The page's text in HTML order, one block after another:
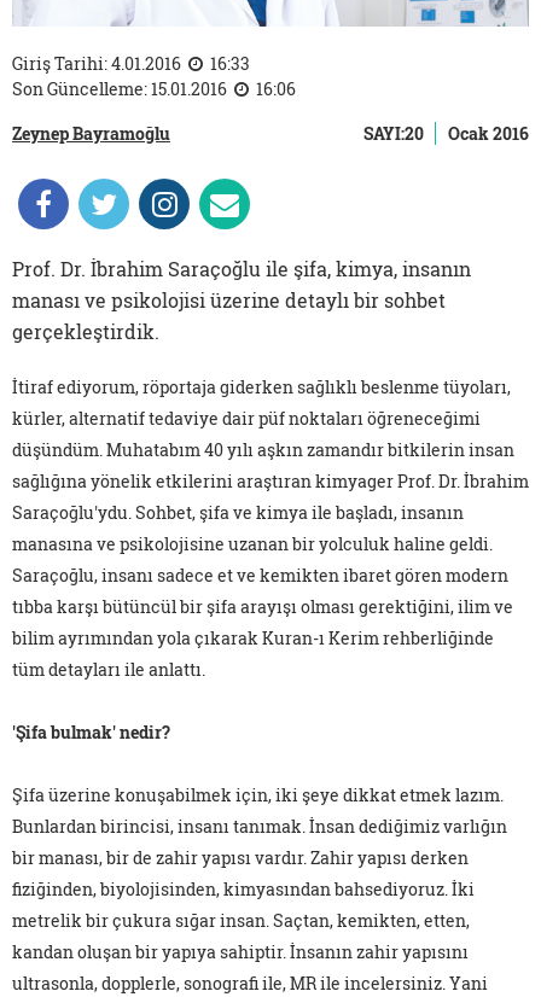
Giriş Tarihi: 4.01.2016
16:33
Son Güncelleme: 15.01.2016
16:06
Zeynep Bayramoğlu
SAYI:20 Ocak 2016
Prof. Dr. İbrahim Saraçoğlu ile şifa, kimya, insanın
manası ve psikolojisi üzerine detaylı bir sohbet
gerçekleştirdik.
İtiraf ediyorum, röportaja giderken sağlıklı beslenme tüyoları,
kürler, alternatif tedaviye dair püf noktaları öğreneceğimi
düşündüm. Muhatabım 40 yılı aşkın zamandır bitkilerin insan
sağlığına yönelik etkilerini araştıran kimyager Prof. Dr. İbrahim
Saraçoğlu'ydu. Sohbet, şifa ve kimya ile başladı, insanın
manasına ve psikolojisine uzanan bir yolculuk haline geldi.
Saraçoğlu, insanı sadece et ve kemikten ibaret gören modern
tıbba karşı bütüncül bir şifa arayışı olması gerektiğini, ilim ve
bilim ayrımından yola çıkarak Kuran-ı Kerim rehberliğinde
tüm detayları ile anlattı.
'Şifa bulmak' nedir?
Şifa üzerine konuşabilmek için, iki şeye dikkat etmek lazım.
Bunlardan birincisi, insanı tanımak. İnsan dediğimiz varlığın
bir manası, bir de zahir yapısı vardır. Zahir yapısı derken
fiziğinden, biyolojisinden, kimyasından bahsediyoruz. İki
metrelik bir çukura sığar insan. Saçtan, kemikten, etten,
kandan oluşan bir yapıya sahiptir. İnsanın zahir yapısını
ultrasonla, dopplerle, sonografi ile, MR ile incelersiniz. Yani